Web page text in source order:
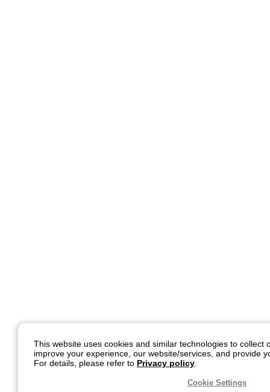
This website uses cookies and similar technologies to collect
improve your experience, our website/services, and provide
For details, please refer to Privacy policy
Cookie Settings